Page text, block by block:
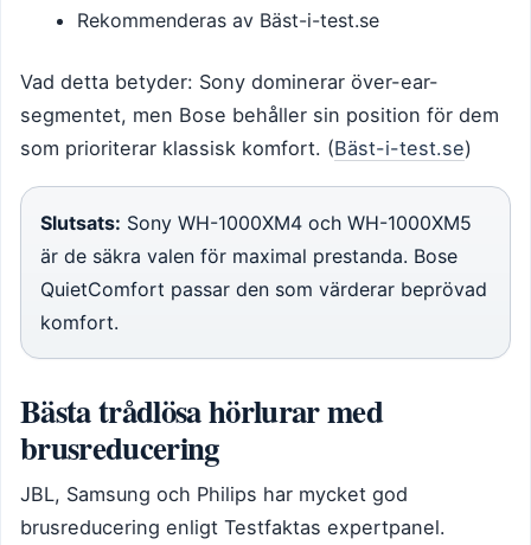
Rekommenderas av Bäst-i-test.se
Vad detta betyder: Sony dominerar över-ear-
segmentet, men Bose behåller sin position för dem
som prioriterar klassisk komfort. (Bäst-i-test.se)
Slutsats: Sony WH-1000XM4 och WH-1000XM5
är de säkra valen för maximal prestanda. Bose
QuietComfort passar den som värderar beprövad
komfort.
Bästa trådlösa hörlurar med
brusreducering
JBL, Samsung och Philips har mycket god
brusreducering enligt Testfaktas expertpanel.